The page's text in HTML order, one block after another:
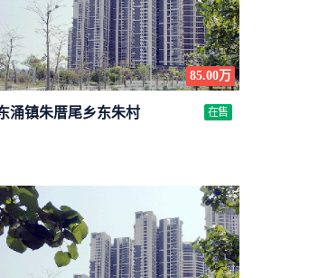
85.00万
涌镇朱厝尾乡东朱村 在售